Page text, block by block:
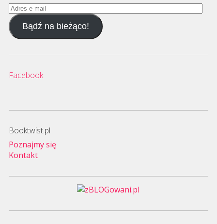
Adres
e-
mailBądź na bieżąco!
Facebook
Booktwist.pl
Poznajmy się
Kontakt